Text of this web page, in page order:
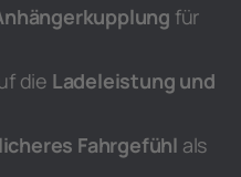
für
die Ladeleistung und
Fahrgefühl als